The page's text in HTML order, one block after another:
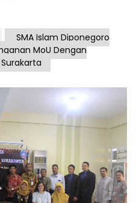
SMA Islam Diponegoro
MoU Dengan